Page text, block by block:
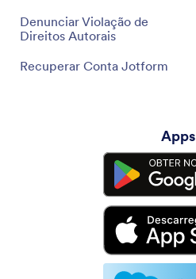
Denunciar Violação de
Direitos Autorais
Recuperar Conta Jotform
Apps